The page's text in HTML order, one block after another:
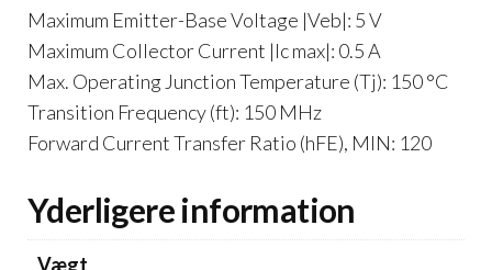
Maximum Emitter-Base Voltage |Veb|: 5 V
Maximum Collector Current |Ic max|: 0.5 A
Max. Operating Junction Temperature (Tj): 150 °C
Transition Frequency (ft): 150 MHz
Forward Current Transfer Ratio (hFE), MIN: 120
Yderligere information
Vægt